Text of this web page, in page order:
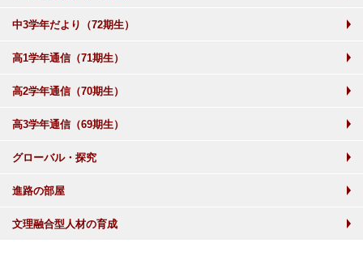
中3学年だより（72期生）
高1学年通信（71期生）
高2学年通信（70期生）
高3学年通信（69期生）
グローバル・探究
進路の部屋
文理融合型人材の育成